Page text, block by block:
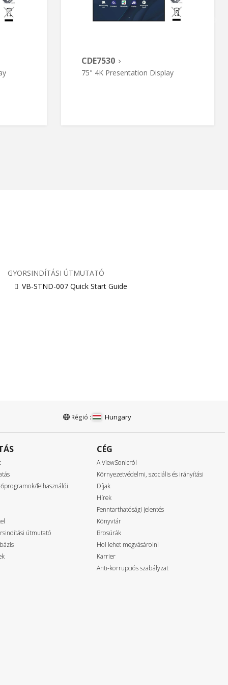
CDE7530
75" 4K Presentation Display
GYORSINDÍTÁSI ÚTMUTATÓ
VB-STND-007 Quick Start Guide
Régió : Hungary
felhasználói
útmutató
CÉG
A ViewSonicról
Környezetvédelmi, szociális és irányítási
Díjak
Hírek
Fenntarthatósági jelentés
Könyvtár
Brosúrák
Hol lehet megvásárolni
Karrier
Anti-korrupciós szabályzat